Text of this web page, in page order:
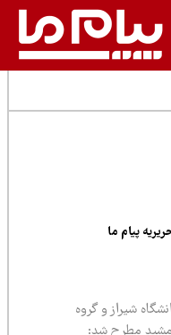
پیام ما
و گروه